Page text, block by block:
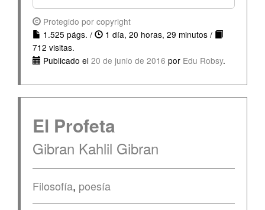
Protegido por copyright
1.525 págs. /
1 día, 20 horas, 29 minutos /
712 visitas.
Publicado el 20 de junio de 2016 por Edu Robsy.
El Profeta
Gibran Kahlil Gibran
Filosofía, poesía